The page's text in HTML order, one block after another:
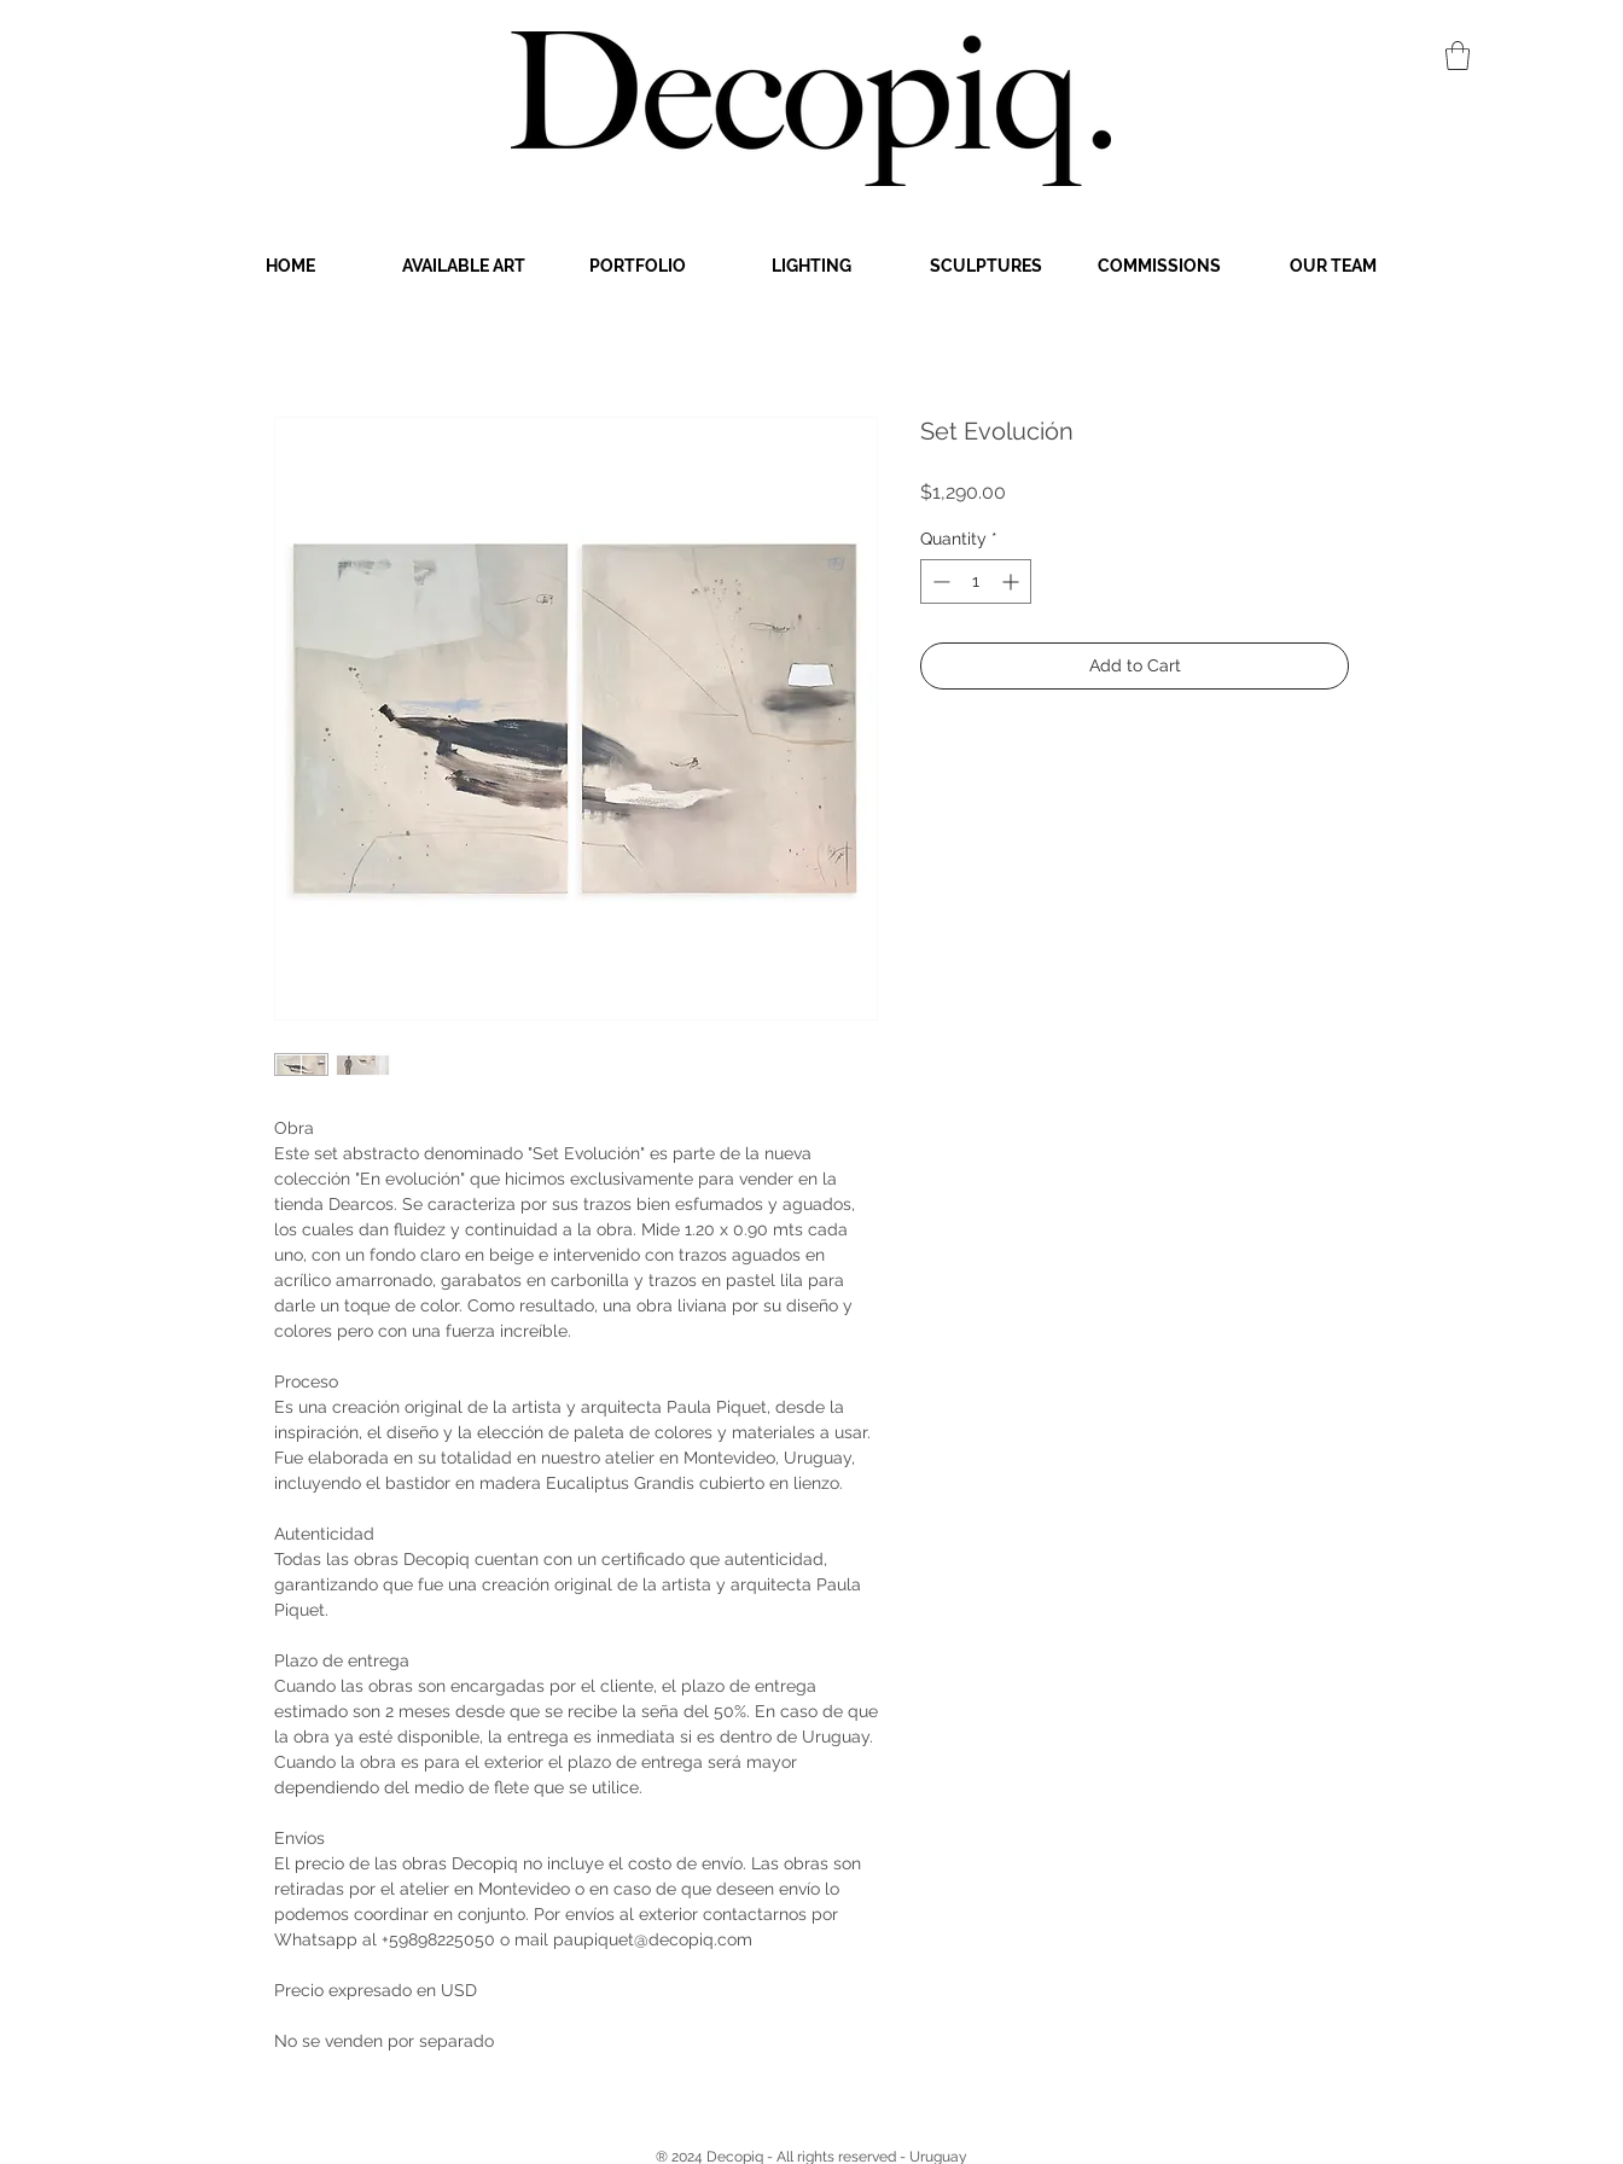
HOME AVAILABLE ART PORTFOLIO LIGHTING SCULPTURES COMMISSIONS OUR TEAM
Obra
Este set abstracto denominado "Set Evolución" es parte de la nueva
colección "En evolución" que hicimos exclusivamente para vender en la
tienda Dearcos. Se caracteriza por sus trazos bien esfumados y aguados,
los cuales dan fluidez y continuidad a la obra. Mide 1.20 x 0.90 mts cada
uno, con un fondo claro en beige e intervenido con trazos aguados en
acrílico amarronado, garabatos en carbonilla y trazos en pastel lila para
darle un toque de color. Como resultado, una obra liviana por su diseño y
colores pero con una fuerza increíble.
Proceso
Es una creación original de la artista y arquitecta Paula Piquet, desde la
inspiración, el diseño y la elección de paleta de colores y materiales a usar.
Fue elaborada en su totalidad en nuestro atelier en Montevideo, Uruguay,
incluyendo el bastidor en madera Eucaliptus Grandis cubierto en lienzo.
Autenticidad
Todas las obras Decopiq cuentan con un certificado que autenticidad,
garantizando que fue una creación original de la artista y arquitecta Paula
Piquet.
Plazo de entrega
Cuando las obras son encargadas por el cliente, el plazo de entrega
estimado son 2 meses desde que se recibe la seña del 50%. En caso de que
la obra ya esté disponible, la entrega es inmediata si es dentro de Uruguay.
Cuando la obra es para el exterior el plazo de entrega será mayor
dependiendo del medio de flete que se utilice.
Envíos
El precio de las obras Decopiq no incluye el costo de envío. Las obras son
retiradas por el atelier en Montevideo o en caso de que deseen envío lo
podemos coordinar en conjunto. Por envíos al exterior contactarnos por
Whatsapp al +59898225050 o mail paupiquet@decopiq.com
Precio expresado en USD
No se venden por separado
Set Evolución
$1,290.00
Quantity *
Add to Cart
® 2024 Decopiq - All rights reserved - Uruguay